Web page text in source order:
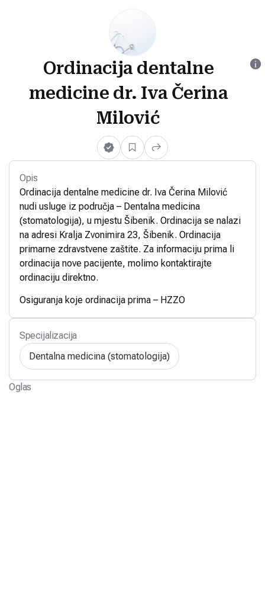
Ordinacija dentalne
medicine dr. Iva Čerina
Milović
Opis
Ordinacija dentalne medicine dr. Iva Čerina Milović
nudi usluge iz područja – Dentalna medicina
(stomatologija), u mjestu Šibenik. Ordinacija se nalazi
na adresi Kralja Zvonimira 23, Šibenik. Ordinacija
primarne zdravstvene zaštite. Za informaciju prima li
ordinacija nove pacijente, molimo kontaktirajte
ordinaciju direktno.
Osiguranja koje ordinacija prima – HZZO
Specijalizacija
Dentalna medicina (stomatologija)
Oglas